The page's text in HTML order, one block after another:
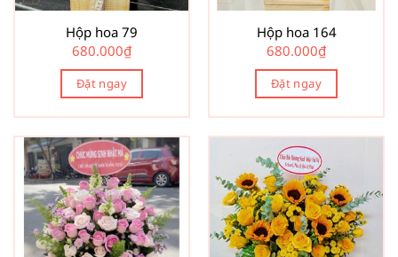
Hộp hoa 79
680.000₫
Đặt ngay
Hộp hoa 164
680.000₫
Đặt ngay